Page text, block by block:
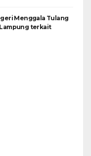
Menggala Tulang
terkait